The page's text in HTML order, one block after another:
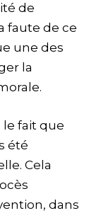
de
faute de ce
une des
la
le fait que
été
Cela
dans